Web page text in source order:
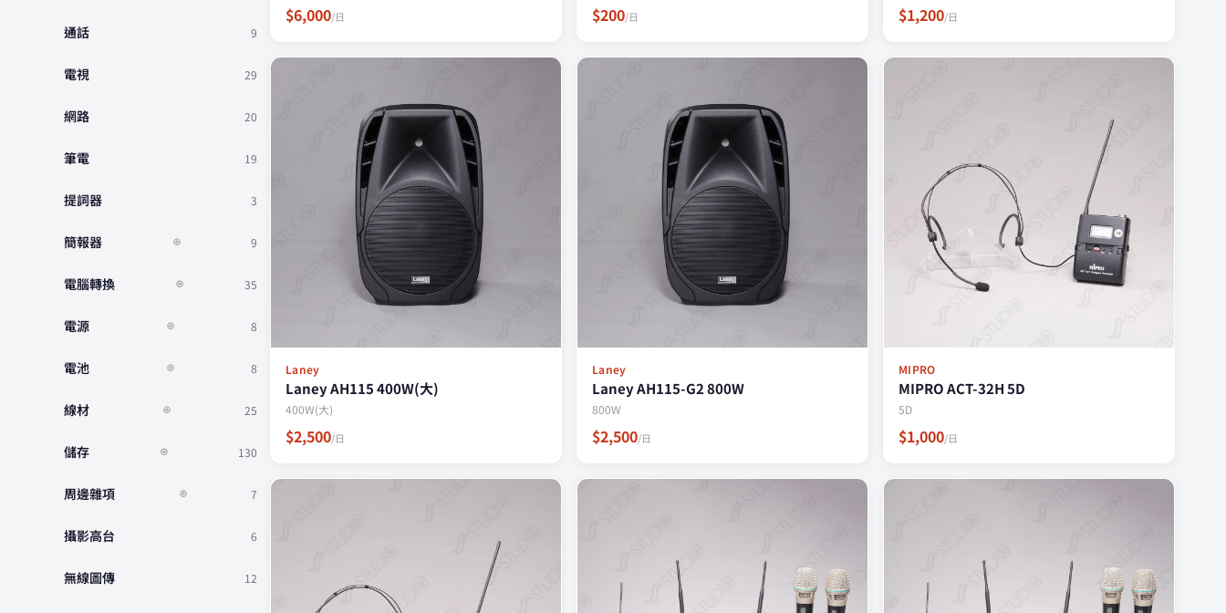
通話 9
電視 29
網路 20
筆電 19
提詞器 3
簡報器 ⊕ 9
電腦轉換 ⊕ 35
電源 ⊕ 8
電池 ⊕ 8
線材 ⊕ 25
儲存 ⊕ 130
周邊雜項 ⊕ 7
攝影高台 6
無線圖傳 12
$6,000/日 $200/日 $1,200/日
Laney
Laney AH115 400W(大)
400W(大)
$2,500/日
Laney
Laney AH115-G2 800W
800W
$2,500/日
MIPRO
MIPRO ACT-32H 5D
5D
$1,000/日